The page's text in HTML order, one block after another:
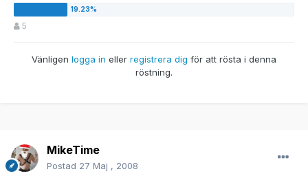
5
Vänligen logga in eller registrera dig för att rösta i denna
röstning.
MikeTime
Postad 27 Maj , 2008